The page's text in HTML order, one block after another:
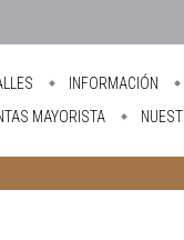
INFORMACIÓN
MAYORISTA